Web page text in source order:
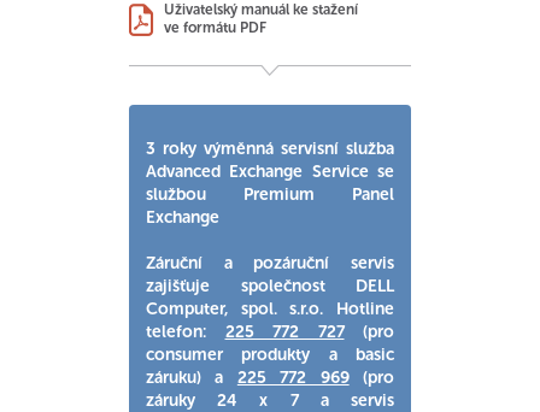
Uživatelský manuál ke stažení
ve formátu PDF
3 roky výměnná servisní služba
Advanced Exchange Service se
službou Premium Panel
Exchange
Záruční a pozáruční servis
zajišťuje společnost DELL
Computer, spol. s.r.o. Hotline
telefon: 225 772 727(pro
consumer produkty a basic
záruku) a 225 772 969(pro
záruky 24 x 7 a servis